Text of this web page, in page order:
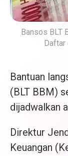
Bansos BLT
Bantuan
(BLT BBM)
dijadwalkan
Direktur
Keuangan